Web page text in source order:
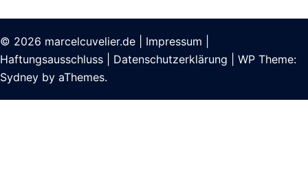
© 2026 marcelcuvelier.de Impressum
Haftungsausschluss
Datenschutzerklärung
WP Theme:
Sydney by aThemes.